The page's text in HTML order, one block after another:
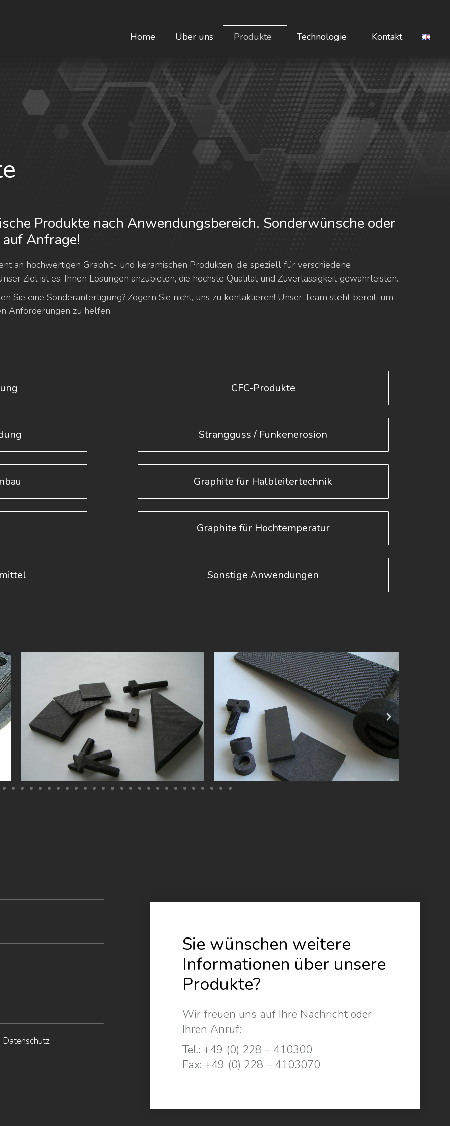
Home Über uns Produkte Technologie Kontakt
Produkte nach Anwendungsbereich. Sonderwünsche oder
Anfrage!
an hochwertigen Graphit- und keramischen Produkten, die speziell für verschiedene
Ziel ist es, Ihnen Lösungen anzubieten, die höchste Qualität und Zuverlässigkeit gewährleisten.
Sie eine Sonderanfertigung? Zögern Sie nicht, uns zu kontaktieren! Unser Team steht bereit, um
Anforderungen zu helfen.
CFC-Produkte
Strangguss / Funkenerosion
Graphite für Halbleitertechnik
Graphite für Hochtemperatur
Sonstige Anwendungen
Datenschutz
Sie wünschen weitere
Informationen über unsere
Produkte?
Wir freuen uns auf Ihre Nachricht oder
Ihren Anruf:
Tel.: +49 (0) 228 – 410300
Fax: +49 (0) 228 – 4103070